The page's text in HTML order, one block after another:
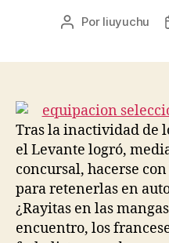
Autor
Por liuyuchu
Tras la inactividad de
el Levante logró,
concursal, hacerse
para retenerlas en
¿Rayitas en las
encuentro, los